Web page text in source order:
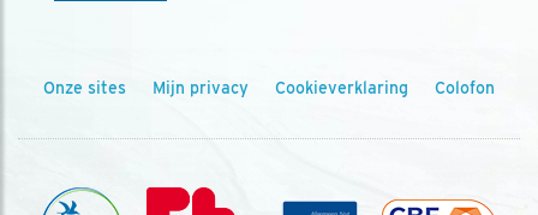
Onze sites Mijn privacy Cookieverklaring Colofon